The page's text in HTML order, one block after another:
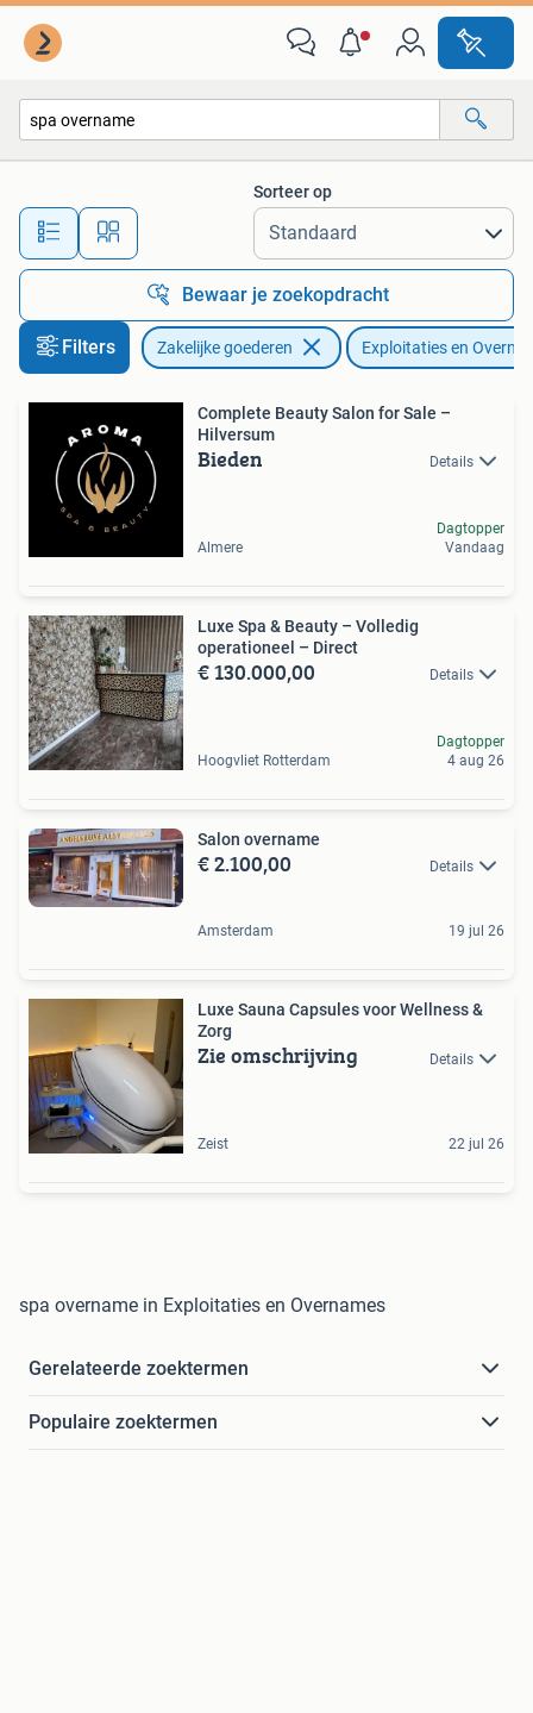
Alle afstanden…
Sorteer op
Bewaar je zoekopdracht
Filters Zakelijke goederen Exploitaties en
Complete Beauty Salon for Sale –
Hilversum
Bieden Details
Almere
Dagtopper
Vandaag
Luxe Spa & Beauty – Volledig
operationeel – Direct
€ 130.000,00 Details
Hoogvliet Rotterdam
Dagtopper
4 aug 26
Salon overname
€ 2.100,00 Details
Amsterdam 19 jul 26
Luxe Sauna Capsules voor Wellness &
Zorg
Zie omschrijving Details
Zeist 22 jul 26
spa overname in Exploitaties en Overnames
Gerelateerde zoektermen
Populaire zoektermen